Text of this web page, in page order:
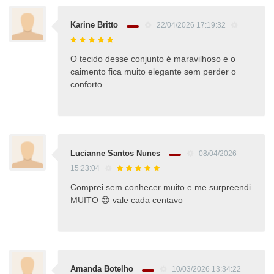
Karine Britto 22/04/2026 17:19:32
O tecido desse conjunto é maravilhoso e o
caimento fica muito elegante sem perder o
conforto
Lucianne Santos Nunes
08/04/2026
15:23:04
Comprei sem conhecer muito e me surpreendi
MUITO 😍 vale cada centavo
Amanda Botelho 10/03/2026 13:34:22